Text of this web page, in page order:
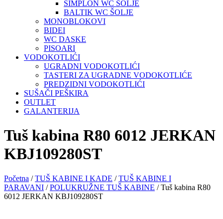
SIMPLON WC ŠOLJE
BALTIK WC ŠOLJE
MONOBLOKOVI
BIDEI
WC DASKE
PISOARI
VODOKOTLIĆI
UGRADNI VODOKOTLIĆI
TASTERI ZA UGRADNE VODOKOTLIĆE
PREDZIDNI VODOKOTLIĆI
SUŠAČI PEŠKIRA
OUTLET
GALANTERIJA
Tuš kabina R80 6012 JERKAN
KBJ109280ST
Početna /TUŠ KABINE I KADE /TUŠ KABINE I
PARAVANI /POLUKRUŽNE TUŠ KABINE / Tuš kabina R80
6012 JERKAN KBJ109280ST